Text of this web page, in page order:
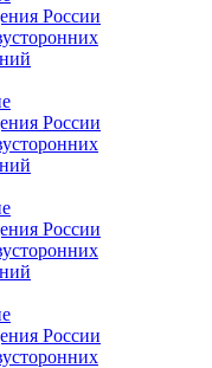
России
России
России
России